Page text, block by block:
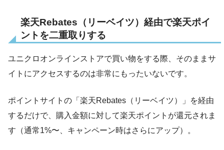
楽天Rebates（リーベイツ）経由で楽天ポイ
ントを二重取りする
ユニクロオンラインストアで買い物をする際、そのままサ
イトにアクセスするのは非常にもったいないです。
ポイントサイトの「楽天Rebates（リーベイツ）」を経由
するだけで、購入金額に対して楽天ポイントが還元されま
す（通常1%〜、キャンペーン時はさらにアップ）。